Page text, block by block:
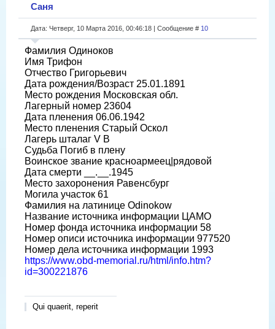
Саня
Дата: Четверг, 10 Марта 2016, 00:46:18 | Сообщение # 10
Фамилия Одиноков
Имя Трифон
Отчество Григорьевич
Дата рождения/Возраст 25.01.1891
Место рождения Московская обл.
Лагерный номер 23604
Дата пленения 06.06.1942
Место пленения Старый Оскол
Лагерь шталаг V B
Судьба Погиб в плену
Воинское звание красноармеец|рядовой
Дата смерти __.__.1945
Место захоронения Равенсбург
Могила участок 61
Фамилия на латинице Odinokow
Название источника информации ЦАМО
Номер фонда источника информации 58
Номер описи источника информации 977520
Номер дела источника информации 1993
https://www.obd-memorial.ru/html/info.htm?
id=300221876
Qui quaerit, reperit